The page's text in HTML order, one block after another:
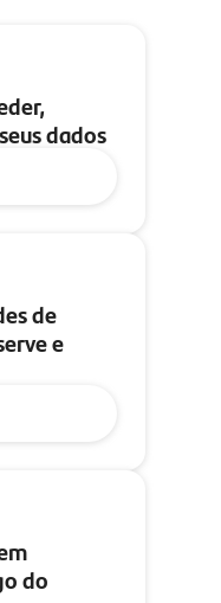
dados
de
e
do